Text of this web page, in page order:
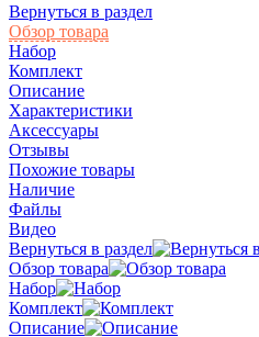
Вернуться в раздел
Обзор товара
Набор
Комплект
Описание
Характеристики
Аксессуары
Отзывы
Похожие товары
Наличие
Файлы
Видео
Вернуться в раздел
Обзор товара
Набор
Комплект
Описание